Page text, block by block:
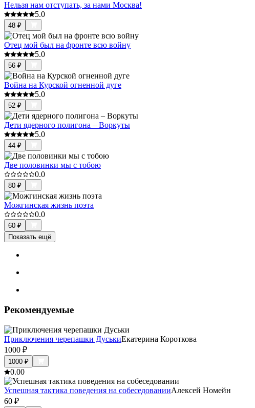
Нельзя нам отступать, за нами Москва!
5.0
48 ₽
Отец мой был на фронте всю войну
5.0
56 ₽
Война на Курской огненной дуге
5.0
52 ₽
Дети ядерного полигона – Воркуты
5.0
44 ₽
Две половинки мы с тобою
0.0
80 ₽
Можгинская жизнь поэта
0.0
60 ₽
Показать ещё
Рекомендуемые
Приключения черепашки ДуськиЕкатерина Короткова
1000 ₽
1000 ₽
0.00
Успешная тактика поведения на собеседованииАлексей Номейн
60 ₽